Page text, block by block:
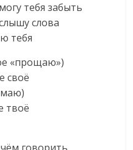
тебя забыть
слова
тебя
«прощаю»)
своё
твоё